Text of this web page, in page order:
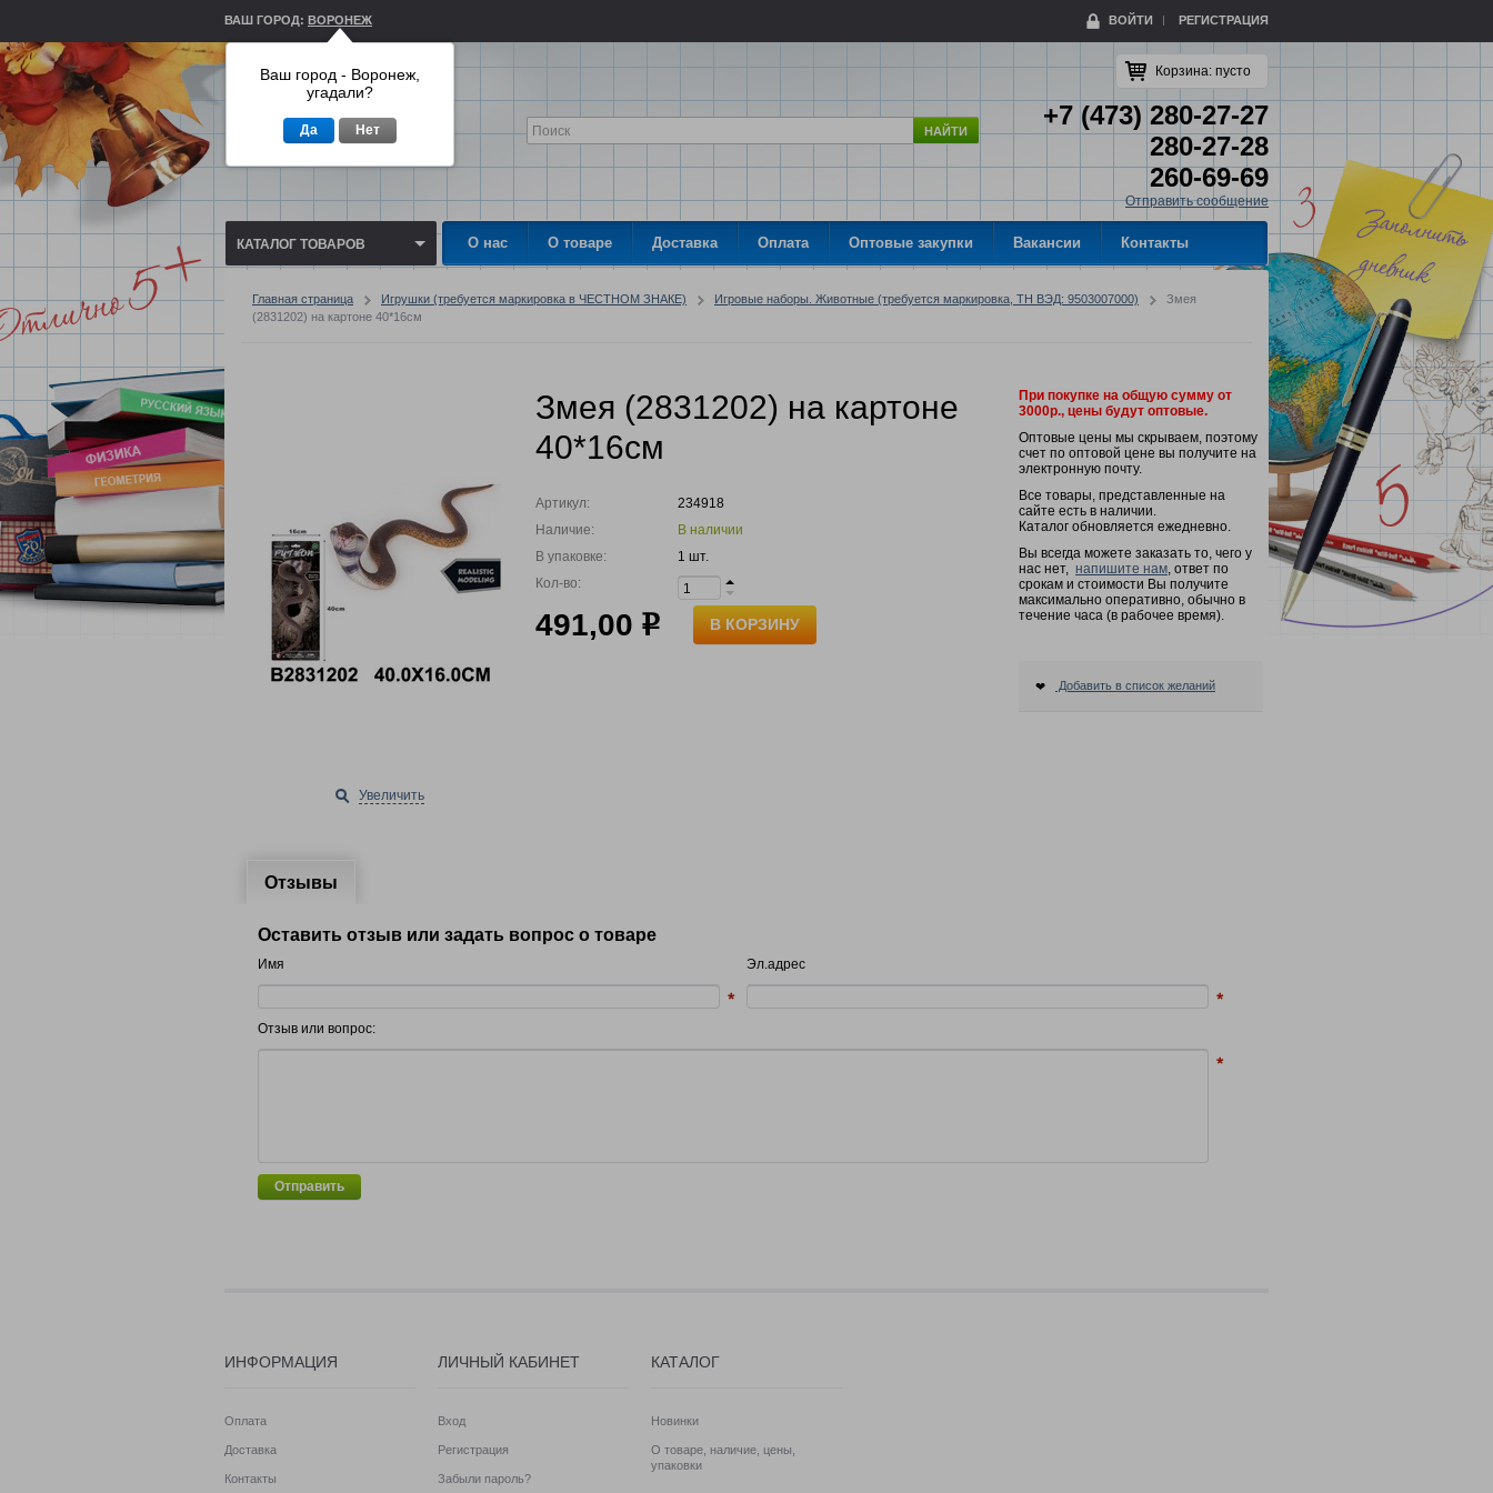
ВАШ ГОРОД: ВОРОНЕЖ ВОЙТИ РЕГИСТРАЦИЯ
НАЙТИ
Корзина: пусто
+7 (473) 280-27-27
280-27-28
260-69-69
Отправить сообщение
КАТАЛОГ ТОВАРОВ О нас О товаре Доставка Оплата Оптовые закупки Вакансии Контакты
Главная страница Игрушки (требуется маркировка в ЧЕСТНОМ ЗНАКЕ) Игровые наборы. Животные (требуется маркировка, ТН ВЭД: 9503007000)
Змея
(2831202) на картоне 40*16см
Увеличить
Змея (2831202) на картоне
40*16см
Артикул:
234918
Наличие:
В наличии
В упаковке:
1 шт.
Кол-во:
491,00 р В КОРЗИНУ
При покупке на общую сумму от
3000р., цены будут оптовые.
Оптовые цены мы скрываем, поэтому
счет по оптовой цене вы получите на
электронную почту.
Все товары, представленные на
сайте есть в наличии.
Каталог обновляется ежедневно.
Вы всегда можете заказать то, чего у
нас нет, напишите нам, ответ по
срокам и стоимости Вы получите
максимально оперативно, обычно в
течение часа (в рабочее время).
Добавить в список желаний
Отзывы
Оставить отзыв или задать вопрос о товаре
Имя Эл.адрес
Отзыв или вопрос:
Отправить
ИНФОРМАЦИЯ
Оплата
Доставка
Контакты
ЛИЧНЫЙ КАБИНЕТ
Вход
Регистрация
Забыли пароль?
КАТАЛОГ
Новинки
О товаре, наличие, цены,
упаковки
Ваш город - Воронеж,
угадали?
Да Нет